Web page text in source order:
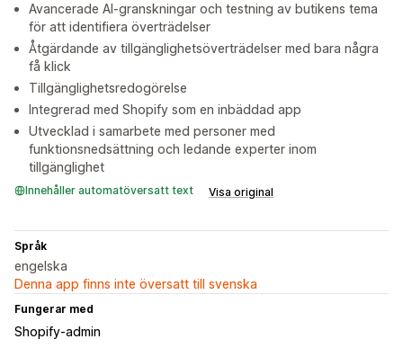
Avancerade AI-granskningar och testning av butikens tema
för att identifiera överträdelser
Åtgärdande av tillgänglighetsöverträdelser med bara några
få klick
Tillgänglighetsredogörelse
Integrerad med Shopify som en inbäddad app
Utvecklad i samarbete med personer med
funktionsnedsättning och ledande experter inom
tillgänglighet
Innehåller automatöversatt text Visa original
Språk
engelska
Denna app finns inte översatt till svenska
Fungerar med
Shopify-admin